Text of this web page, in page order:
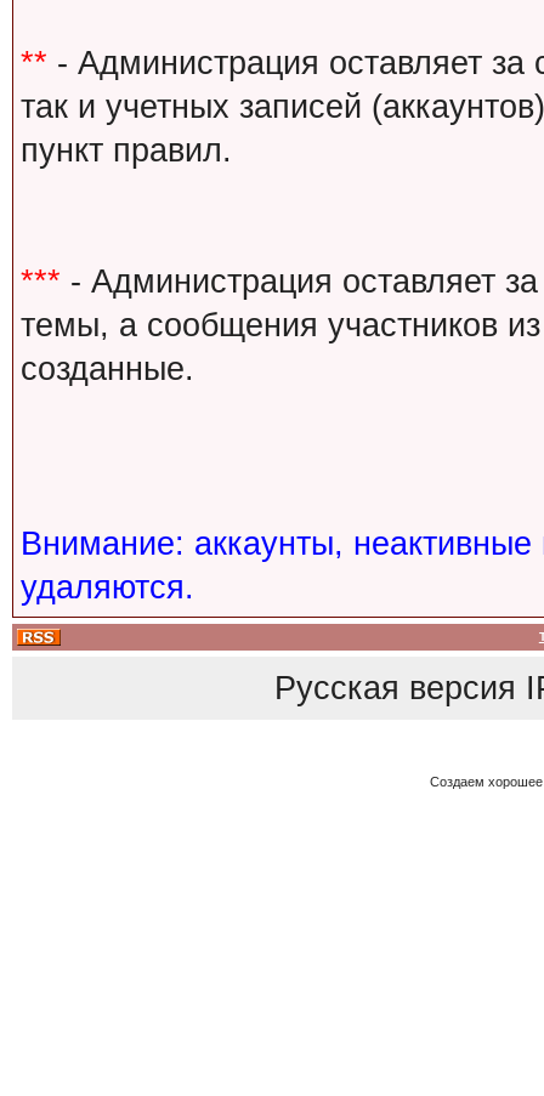
** - Администрация оставляет
так и учетных записей
пункт правил.
*** - Администрация оставляет
темы, а сообщения участников
созданные.
Внимание: аккаунты,
удаляются.
Русская версия
Создаем